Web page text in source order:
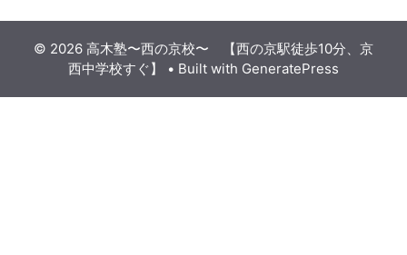
© 2026 高木塾〜西の京校〜 【西の京駅徒歩10分、京
西中学校すぐ】
• Built with GeneratePress